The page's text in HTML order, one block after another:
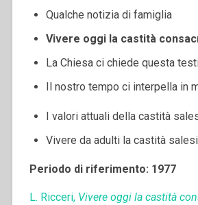
Qualche notizia di famiglia
Vivere oggi la castità
La Chiesa ci chiede questa
Il nostro tempo ci interpella in
I valori attuali della castità
Vivere da adulti la castità
Periodo di riferimento: 1977
L. Ricceri, Vivere oggi la castità